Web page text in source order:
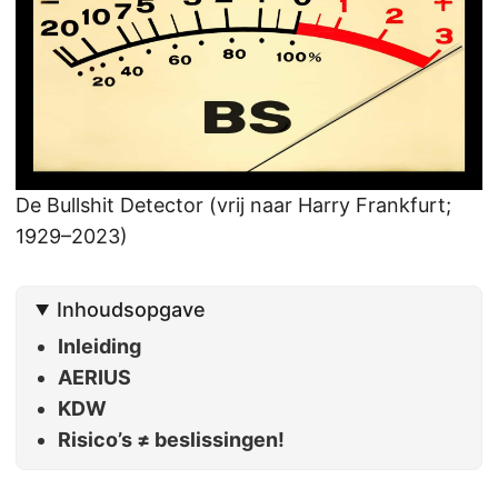
De Bullshit Detector (vrij naar Harry Frankfurt;
1929–2023)
Inhoudsopgave
Inleiding
AERIUS
KDW
Risico’s ≠ beslissingen!